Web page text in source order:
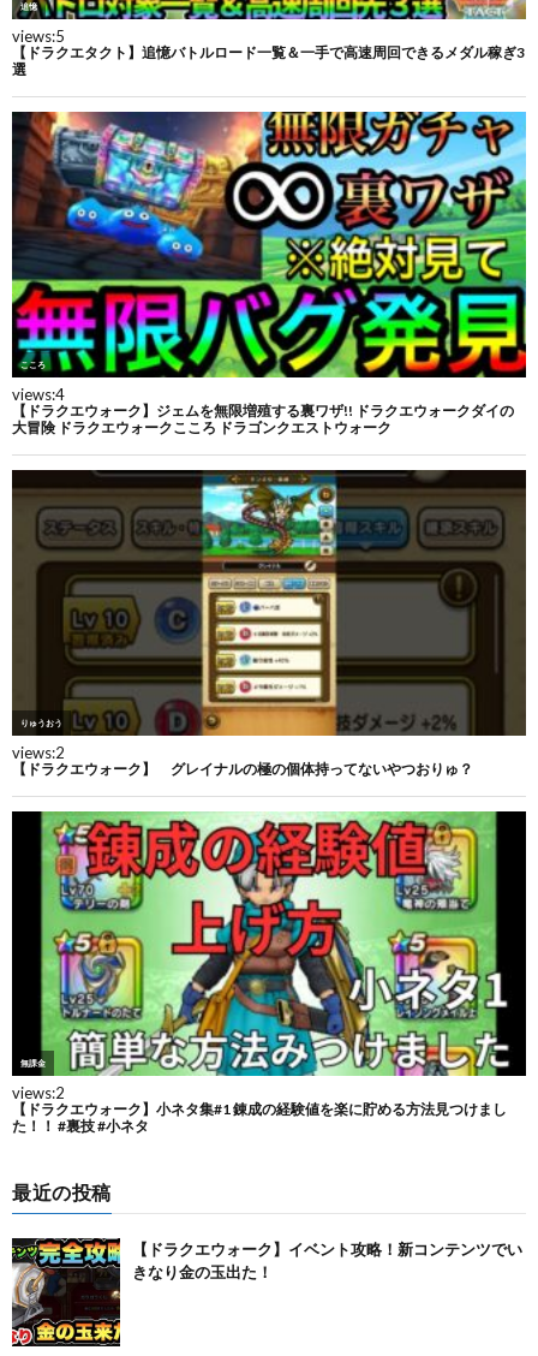
最近の投稿
【ドラクエウォーク】イベント攻略！新コンテンツでい
きなり金の玉出た！